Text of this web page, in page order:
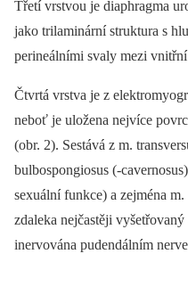
Třetí vrstvou je diaphragma
jako trilaminární struktura s
perineálními svaly mezi
Čtvrtá vrstva je z
neboť je uložena nejvíce
(obr. 2). Sestává z m.
bulbospongiosus (-
sexuální funkce) a zejména
zdaleka nejčastěji
inervována pudendálním